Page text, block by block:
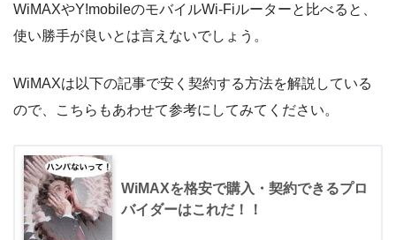
WiMAXやY!mobileのモバイルWi-Fiルーターと比べると、
使い勝手が良いとは言えないでしょう。
WiMAXは以下の記事で安く契約する方法を解説している
ので、こちらもあわせて参考にしてみてください。
WiMAXを格安で購入・契約できるプロ
バイダーはこれだ！！